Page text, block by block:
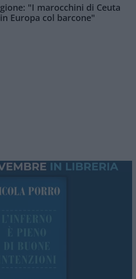
"I marocchini di Ceuta
Europa col barcone"